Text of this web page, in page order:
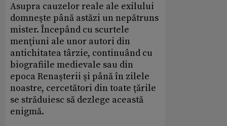
Asupra cauzelor reale ale exilului
domneşte până astăzi un nepătruns
mister. Începând cu scurtele
menţiuni ale unor autori din
antichitatea târzie, continuând cu
biografiile medievale sau din
epoca Renaşterii şi până în zilele
noastre, cercetători din toate ţările
se străduiesc să dezlege această
enigmă.